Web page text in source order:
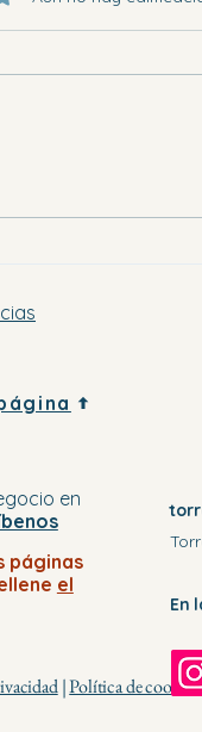
en
páginas
el
|Política de cookies
En